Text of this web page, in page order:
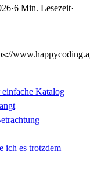
·6 Min. Lesezeit·
einfache Katalog
ich es trotzdem